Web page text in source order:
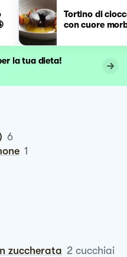
Tortino di
con cuore
la tua dieta!
6
1
zuccherata 2 cucchiai